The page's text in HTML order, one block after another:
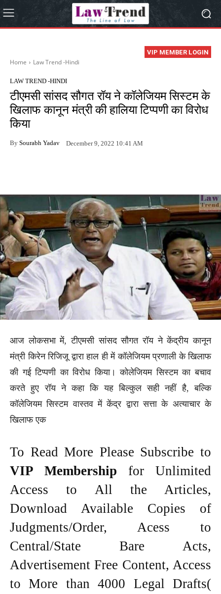
VIP MEMBER LOGIN
Home Law Trend -Hindi
LAW TREND -HINDI
टीएमसी सांसद सौगत रॉय ने कॉलेजियम सिस्टम के
खिलाफ कानून मंत्री की हालिया टिप्पणी का विरोध
किया
By Sourabh Yadav December 9, 2022 10:41 AM
आज लोकसभा में, टीएमसी सांसद सौगत रॉय ने केंद्रीय कानून
मंत्री किरेन रिजिजू द्वारा हाल ही में कॉलेजियम प्रणाली के खिलाफ
की गई टिप्पणी का विरोध किया। कोलेजियम सिस्टम का बचाव
करते हुए रॉय ने कहा कि यह बिल्कुल सही नहीं है, बल्कि
कॉलेजियम सिस्टम वास्तव में केंद्र द्वारा सत्ता के अत्याचार के
खिलाफ एक
To Read More Please Subscribe to
VIP Membership for Unlimited
Access to All the Articles,
Download Available Copies of
Judgments/Order, Acess to
Central/State Bare Acts,
Advertisement Free Content, Access
to More than 4000 Legal Drafts(